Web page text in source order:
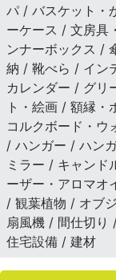
パ / バスケット・
ーケース / 文房具
ンナーボックス /
納 / 靴べら / イン
カレンダー / グリ
ト・絵画 / 額縁
コルクボード・ウ
/ ハンガー / ハン
ミラー / キャンド
ーザー・アロマ
/ 観葉植物 / オブ
扇風機 / 間仕切り
住宅設備 / 建材